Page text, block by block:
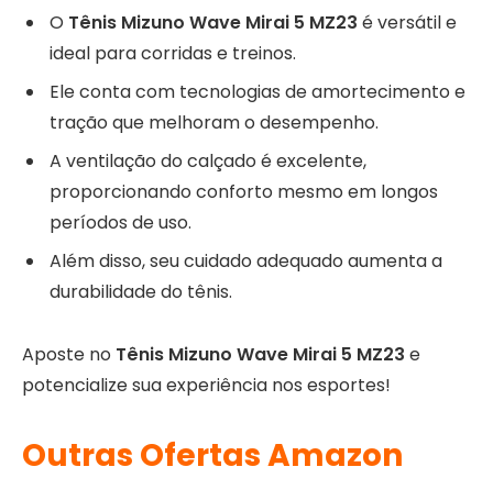
O Tênis Mizuno Wave Mirai 5 MZ23 é versátil e
ideal para corridas e treinos.
Ele conta com tecnologias de amortecimento e
tração que melhoram o desempenho.
A ventilação do calçado é excelente,
proporcionando conforto mesmo em longos
períodos de uso.
Além disso, seu cuidado adequado aumenta a
durabilidade do tênis.
Aposte no Tênis Mizuno Wave Mirai 5 MZ23 e
potencialize sua experiência nos esportes!
Outras Ofertas Amazon